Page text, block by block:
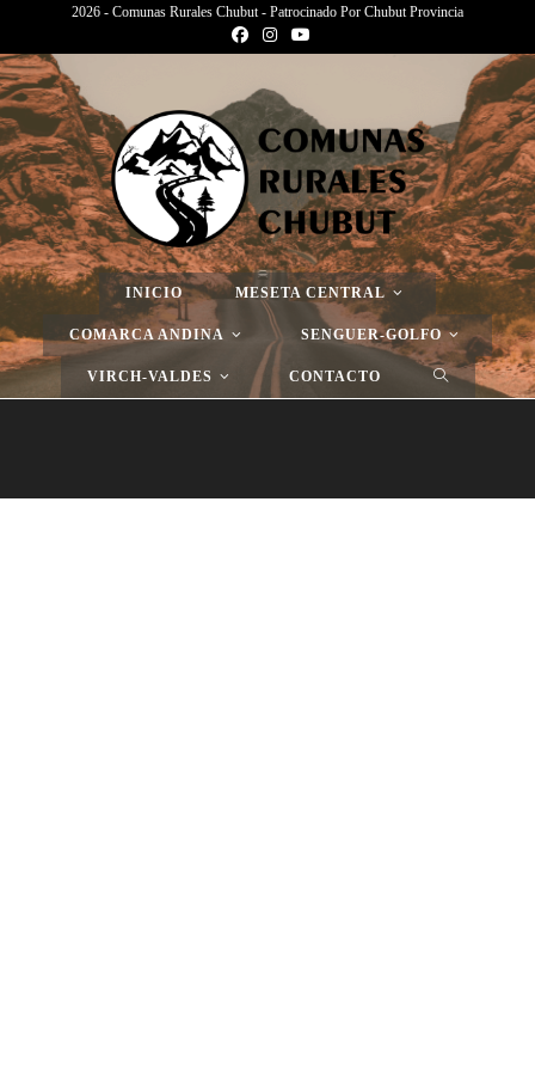
2026 - Comunas Rurales Chubut - Patrocinado Por Chubut Provincia
INICIO MESETA CENTRAL
COMARCA ANDINA SENGUER-GOLFO
VIRCH-VALDES CONTACTO
Página Nueva
> Página Nueva > Página Nueva